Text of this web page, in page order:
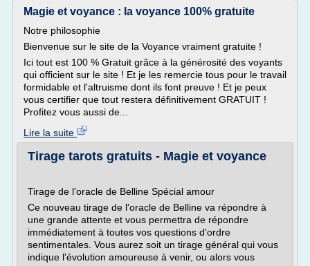
Magie et voyance : la voyance 100% gratuite
Notre philosophie
Bienvenue sur le site de la Voyance vraiment gratuite !
Ici tout est 100 % Gratuit grâce à la générosité des voyants
qui officient sur le site ! Et je les remercie tous pour le travail
formidable et l'altruisme dont ils font preuve ! Et je peux
vous certifier que tout restera définitivement GRATUIT !
Profitez vous aussi de...
Lire la suite
Tirage tarots gratuits - Magie et voyance
Tirage de l'oracle de Belline Spécial amour
Ce nouveau tirage de l'oracle de Belline va répondre à
une grande attente et vous permettra de répondre
immédiatement à toutes vos questions d'ordre
sentimentales. Vous aurez soit un tirage général qui vous
indique l'évolution amoureuse à venir, ou alors vous